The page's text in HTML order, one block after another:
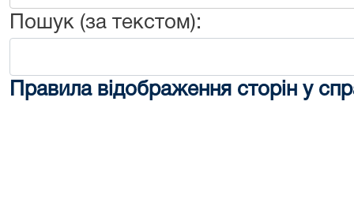
Пошук (за текстом):
Правила відображення сторін у